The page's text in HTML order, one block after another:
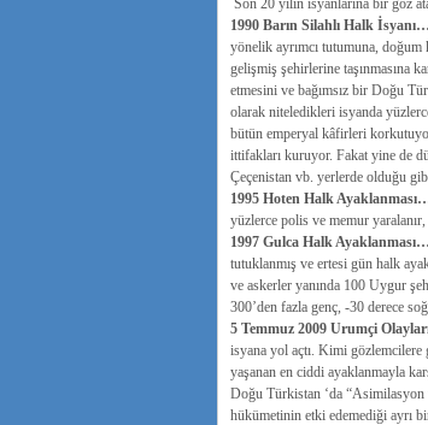
Son 20 yılın isyanlarına bir göz
1990 Barın Silahlı Halk İsyanı…
yönelik ayrımcı tutumuna,
gelişmiş şehirlerine taşınmasına
etmesini ve bağımsız bir Doğu
olarak niteledikleri isyanda
bütün emperyal kâfirleri
ittifakları kuruyor. Fakat yine de
Çeçenistan vb. yerlerde olduğu
1995 Hoten Halk
yüzlerce polis ve memur
1997 Gulca Halk Ayaklanması…
tutuklanmış ve ertesi gün halk
ve askerler yanında 100 Uygur
300’den fazla genç, -30 derece
5 Temmuz 2009 Urumçi
isyana yol açtı. Kimi gözlemcilere
yaşanan en ciddi ayaklanmayla
Doğu Türkistan ‘da “Asimilasyon
hükümetinin etki edemediği ayrı